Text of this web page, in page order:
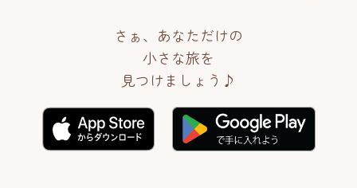
さぁ、あなただけの
小さな旅を
見つけましょう♪